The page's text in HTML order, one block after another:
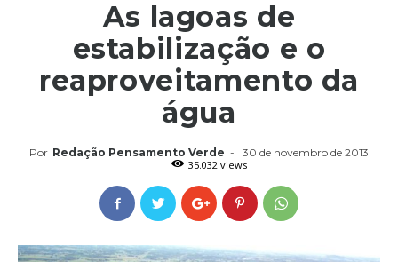
As lagoas de
estabilização e o
reaproveitamento da
água
Por Redação Pensamento Verde -
30 de novembro de 2013
35.032 views